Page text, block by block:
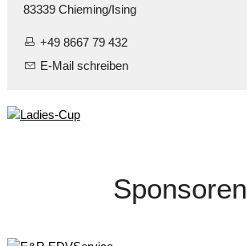
83339 Chieming/Ising
+49 8667 79 432
E-Mail schreiben
Sponsoren